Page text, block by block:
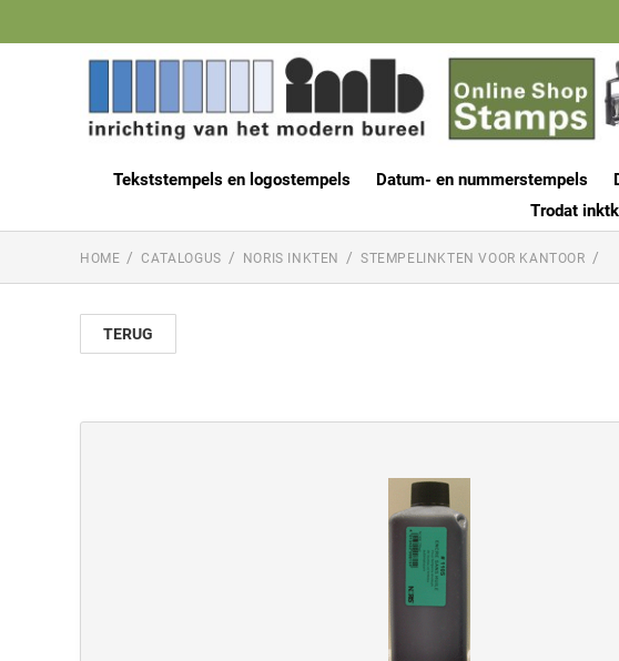
Tekststempels en logostempels Datum- en nummerstempels
Trodat
HOME CATALOGUS NORIS INKTEN STEMPELINKTEN VOOR KANTOOR
TERUG